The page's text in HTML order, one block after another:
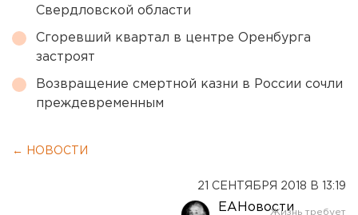
Свердловской области
Сгоревший квартал в центре Оренбурга
застроят
Возвращение смертной казни в России сочли
преждевременным
← НОВОСТИ
21 СЕНТЯБРЯ 2018 В 13:19
ЕАНовости